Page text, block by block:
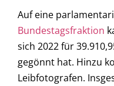
Auf eine
Bundestagsfraktion
sich 2022 für
gegönnt hat. Hinzu
Leibfotografen.